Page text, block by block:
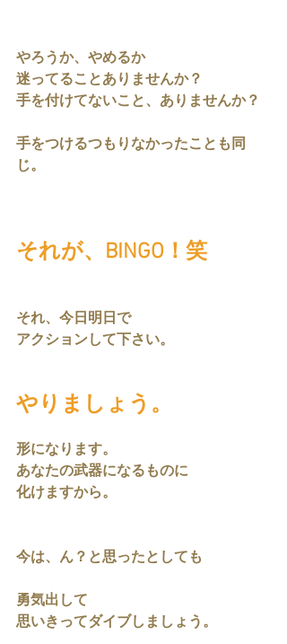
やろうか、やめるか
迷ってることありませんか？
手を付けてないこと、ありませんか？
手をつけるつもりなかったことも同
じ。
それが、BINGO！笑
それ、今日明日で
アクションして下さい。
やりましょう。
形になります。
あなたの武器になるものに
化けますから。
今は、ん？と思ったとしても
勇気出して
思いきってダイブしましょう。